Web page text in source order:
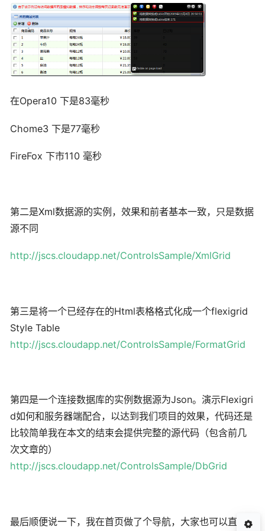
在Opera10 下是83毫秒
Chome3 下是77毫秒
FireFox 下市110 毫秒
第二是Xml数据源的实例，效果和前者基本一致，只是数据
源不同
http://jscs.cloudapp.net/ControlsSample/XmlGrid
第三是将一个已经存在的Html表格格式化成一个flexigrid
Style Table
http://jscs.cloudapp.net/ControlsSample/FormatGrid
第四是一个连接数据库的实例数据源为Json。演示Flexigri
d如何和服务器端配合，以达到我们项目的效果，代码还是
比较简单我在本文的结束会提供完整的源代码（包含前几
次文章的）
http://jscs.cloudapp.net/ControlsSample/DbGrid
最后顺便说一下，我在首页做了个导航，大家也可以直接